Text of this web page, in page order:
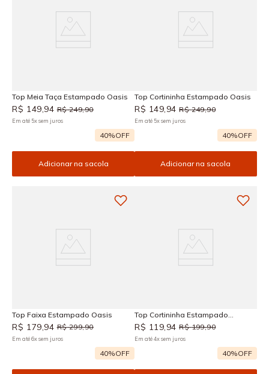
Top Meia Taça Estampado Oasis
R$ 149,94 R$ 249,90
Em até 5xsem juros
40%OFF
Adicionar na sacola
Top Cortininha Estampado Oasis
R$ 149,94 R$ 249,90
Em até 5xsem juros
40%OFF
Adicionar na sacola
Top Faixa Estampado Oasis
R$ 179,94 R$ 299,90
Em até6xsem juros
40%OFF
Top Cortininha Estampado
Araguaia
R$ 119,94 R$ 199,90
Em até4xsem juros
40%OFF